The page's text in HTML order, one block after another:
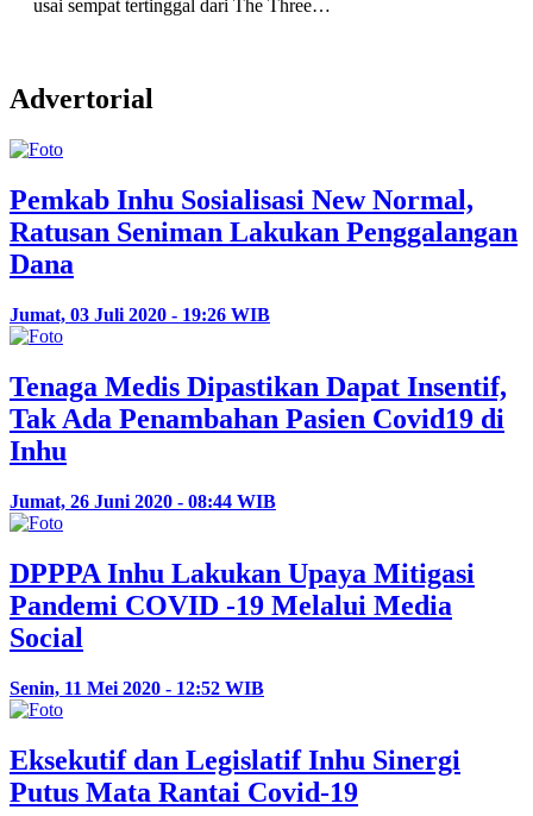
usai sempat tertinggal dari The Three…
Advertorial
Pemkab Inhu Sosialisasi New Normal,
Ratusan Seniman Lakukan Penggalangan
Dana
Jumat, 03 Juli 2020 - 19:26 WIB
Tenaga Medis Dipastikan Dapat Insentif,
Tak Ada Penambahan Pasien Covid19 di
Inhu
Jumat, 26 Juni 2020 - 08:44 WIB
DPPPA Inhu Lakukan Upaya Mitigasi
Pandemi COVID -19 Melalui Media
Social
Senin, 11 Mei 2020 - 12:52 WIB
Eksekutif dan Legislatif Inhu Sinergi
Putus Mata Rantai Covid-19